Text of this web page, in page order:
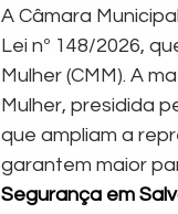
A Câmara
Lei nº 148/2026,
Mulher (CMM). A
Mulher, presidida
que ampliam a
garantem maior
Segurança em